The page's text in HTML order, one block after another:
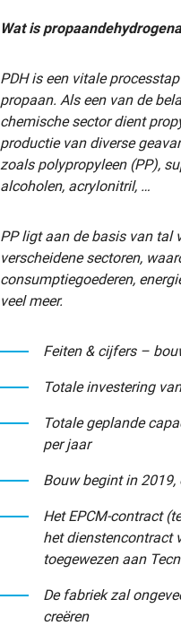
Wat is
PDH is een vitale
propaan. Als een van de
chemische sector dient
productie van diverse
zoals polypropyleen (PP),
alcoholen, acrylonitril, …
PP ligt aan de basis van tal
verscheidene sectoren,
consumptiegoederen,
veel meer.
Feiten & cijfers –
Totale investering
Totale geplande
per jaar
Bouw begint in
Het EPCM-contract
het dienstencontract
toegewezen aan
De fabriek zal
creëren